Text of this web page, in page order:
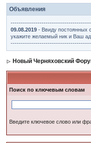
Объявления
09.08.2019 - Ввиду постоянных
укажите желаемый ник и Ваш
Новый Черняховский
Поиск по ключевым словам
Введите ключевое слово или